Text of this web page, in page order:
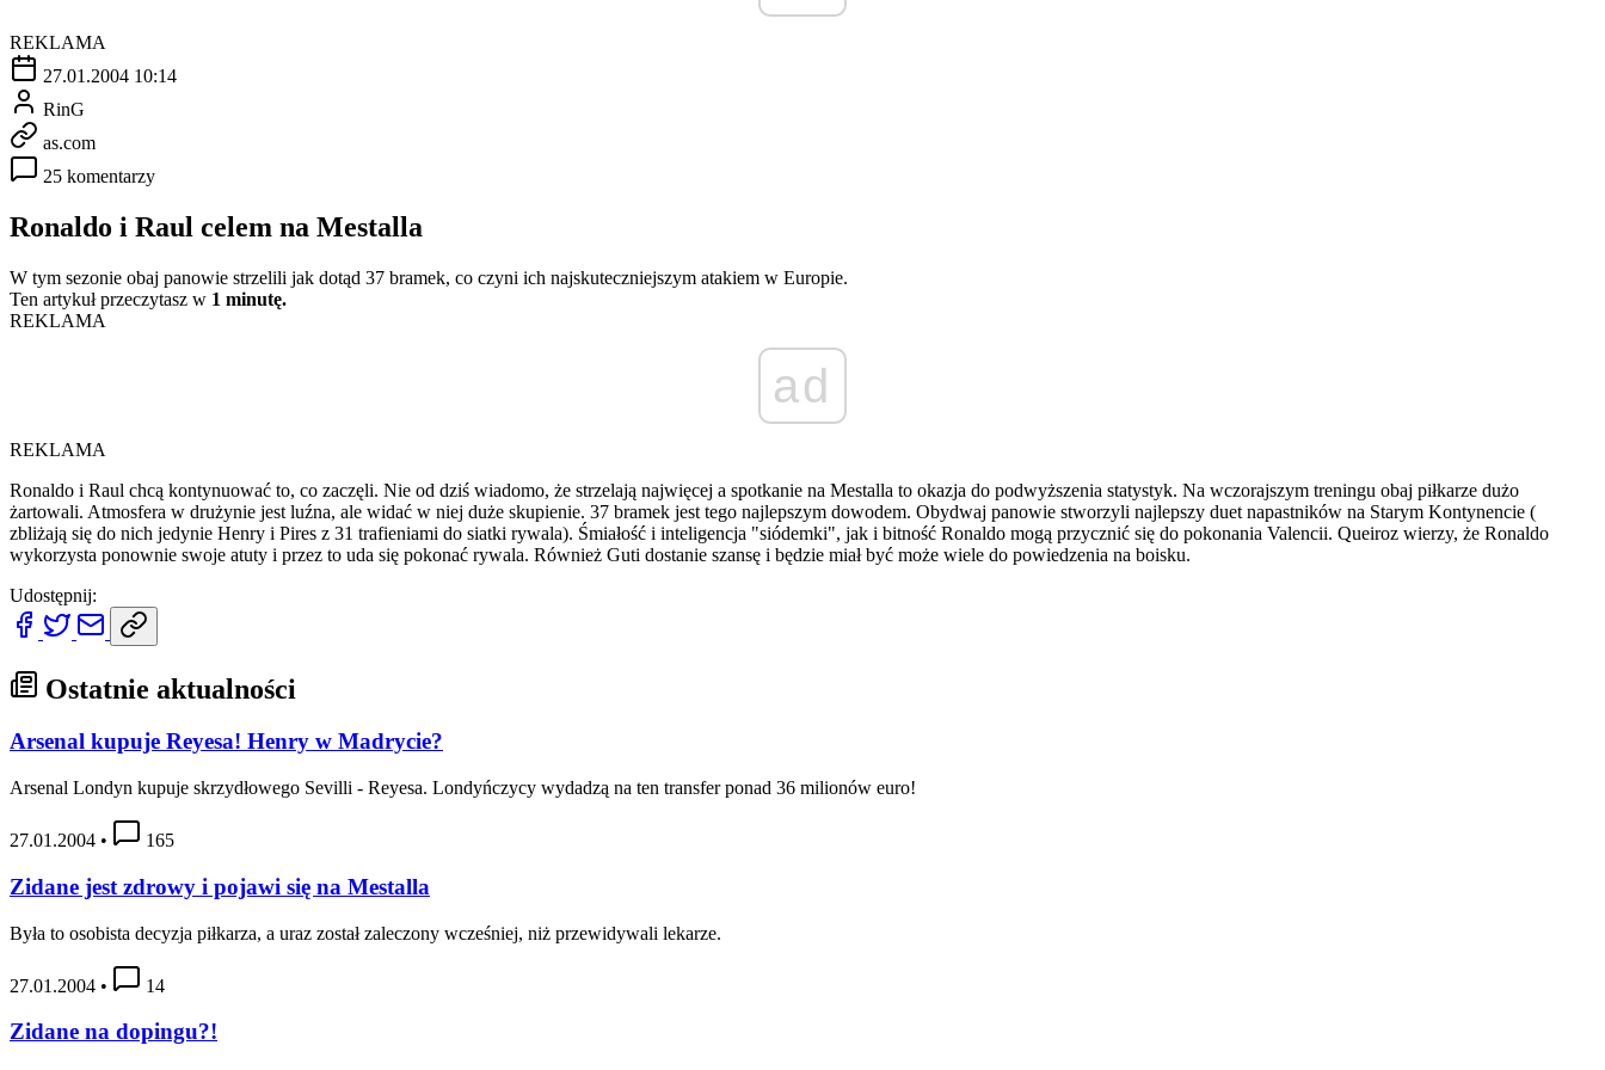
REKLAMA
27.01.2004 10:14
RinG
as.com
25 komentarzy
Ronaldo i Raul celem na Mestalla
W tym sezonie obaj panowie strzelili jak dotąd 37 bramek, co czyni ich najskuteczniejszym atakiem w Europie.
Ten artykuł przeczytasz w 1 minutę.
REKLAMA
ad
REKLAMA
Ronaldo i Raul chcą kontynuować to, co zaczęli. Nie od dziś wiadomo, że strzelają najwięcej a spotkanie na Mestalla to okazja do podwyższenia statystyk. Na wczorajszym treningu obaj piłkarze dużo
żartowali. Atmosfera w drużynie jest luźna, ale widać w niej duże skupienie. 37 bramek jest tego najlepszym dowodem. Obydwaj panowie stworzyli najlepszy duet napastników na Starym Kontynencie (
zbliżają się do nich jedynie Henry i Pires z 31 trafieniami do siatki rywala). Śmiałość i inteligencja "siódemki", jak i bitność Ronaldo mogą przycznić się do pokonania Valencii. Queiroz wierzy, że Ronaldo
wykorzysta ponownie swoje atuty i przez to uda się pokonać rywala. Również Guti dostanie szansę i będzie miał być może wiele do powiedzenia na boisku.
Udostępnij:
Ostatnie aktualności
Arsenal kupuje Reyesa! Henry w Madrycie?
Arsenal Londyn kupuje skrzydłowego Sevilli - Reyesa. Londyńczycy wydadzą na ten transfer ponad 36 milionów euro!
27.01.2004 • 165
Zidane jest zdrowy i pojawi się na Mestalla
Była to osobista decyzja piłkarza, a uraz został zaleczony wcześniej, niż przewidywali lekarze.
27.01.2004 • 14
Zidane na dopingu?!